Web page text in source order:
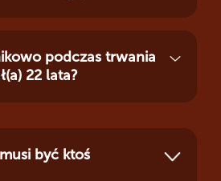
podczas trwania
22 lata?
być ktoś